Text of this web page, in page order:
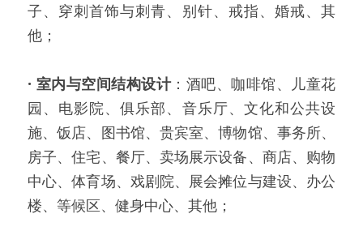
子、穿刺首饰与刺青、别针、戒指、婚戒、其
他；
· 室内与空间结构设计：酒吧、咖啡馆、儿童花
园、电影院、俱乐部、音乐厅、文化和公共设
施、饭店、图书馆、贵宾室、博物馆、事务所、
房子、住宅、餐厅、卖场展示设备、商店、购物
中心、体育场、戏剧院、展会摊位与建设、办公
楼、等候区、健身中心、其他；